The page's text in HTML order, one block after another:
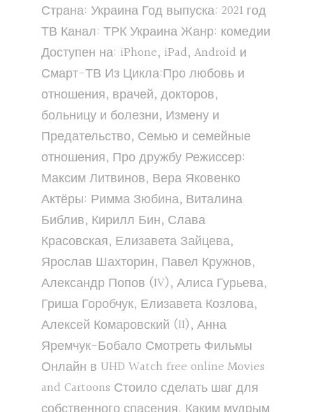
Страна: Украина Год выпуска: 2021 год
ТВ Канал: ТРК Украина Жанр: комедии
Доступен на: iPhone, iPad, Android и
Смарт-ТВ Из Цикла:Про любовь и
отношения, врачей, докторов,
больницу и болезни, Измену и
Предательство, Семью и семейные
отношения, Про дружбу Режиссер:
Максим Литвинов, Вера Яковенко
Актёры: Римма Зюбина, Виталина
Библив, Кирилл Бин, Слава
Красовская, Елизавета Зайцева,
Ярослав Шахторин, Павел Кружнов,
Александр Попов (IV), Алиса Гурьева,
Гриша Горобчук, Елизавета Козлова,
Алексей Комаровский (II), Анна
Яремчук-Бобало Смотреть Фильмы
Онлайн в UHD Watch free online Movies
and Cartoons Стоило сделать шаг для